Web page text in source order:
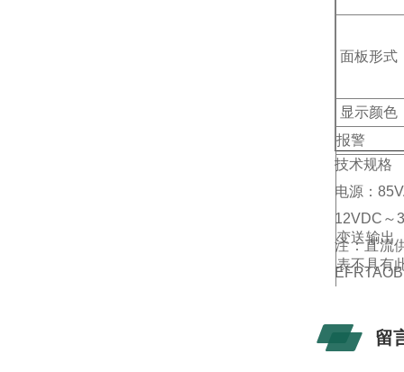
面板形式
显示颜色
报警
变送输出
表不具有
技术规格
电源：
12VDC～
注：直流
留